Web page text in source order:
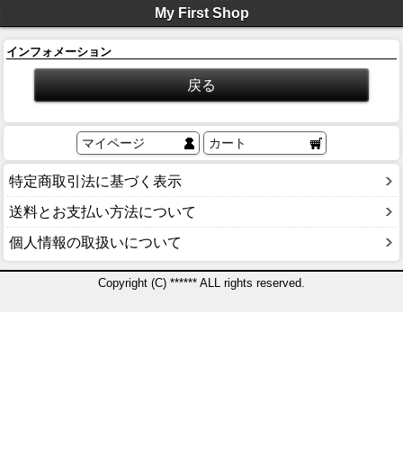
My First Shop
インフォメーション
マイページ カート
特定商取引法に基づく表示
送料とお支払い方法について
個人情報の取扱いについて
Copyright (C) ****** ALL rights reserved.